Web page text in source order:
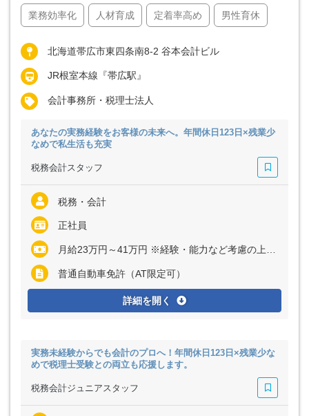
業務効率化 人材育成 定着率高め 男性育休
北海道帯広市東四条南8-2 谷本会計ビル
JR根室本線『帯広駅』
会計事務所・税理士法人
あなたの実務経験をお客様の未来へ。年間休日123日×残業少
なめで私生活も充実
税務会計スタッフ
税務・会計
正社員
月給23万円～41万円 ※経験・能力など考慮の上、決定いたします ※残業代は全額支給
普通自動車免許（AT限定可）
詳細を開く
実務未経験からでも会計のプロへ！年間休日123日×残業少な
めで税理士受験との両立も応援します。
税務会計ジュニアスタッフ